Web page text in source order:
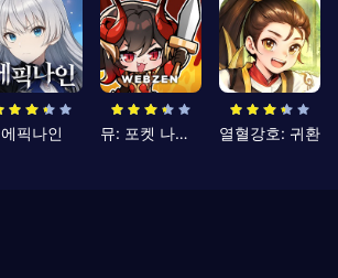
에픽나인 뮤: 포켓 나이츠 열혈강호: 귀환